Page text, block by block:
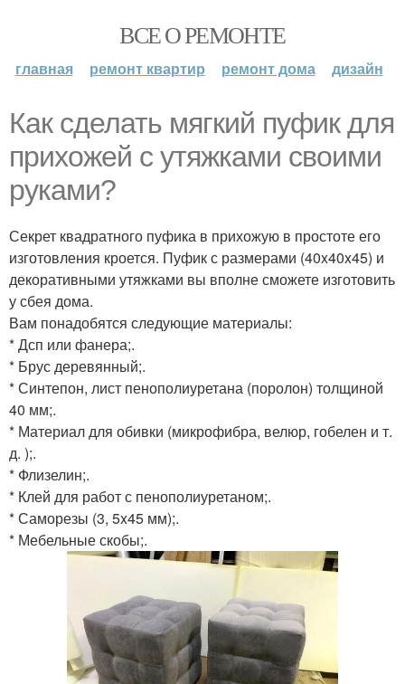
ВСЕ О РЕМОНТЕ
главная ремонт квартир ремонт дома дизайн
Как сделать мягкий пуфик для
прихожей с утяжками своими
руками?
Секрет квадратного пуфика в прихожую в простоте его
изготовления кроется. Пуфик с размерами (40x40x45) и
декоративными утяжками вы вполне сможете изготовить
у сбея дома.
Вам понадобятся следующие материалы:
* Дсп или фанера;.
* Брус деревянный;.
* Синтепон, лист пенополиуретана (поролон) толщиной
40 мм;.
* Материал для обивки (микрофибра, велюр, гобелен и т.
д. );.
* Флизелин;.
* Клей для работ с пенополиуретаном;.
* Саморезы (3, 5x45 мм);.
* Мебельные скобы;.